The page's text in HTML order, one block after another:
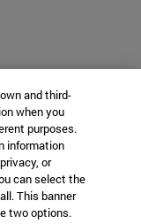
and third-
when you
purposes.
information
or
can select the
This banner
two options.